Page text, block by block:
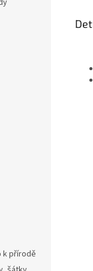
k přírodě